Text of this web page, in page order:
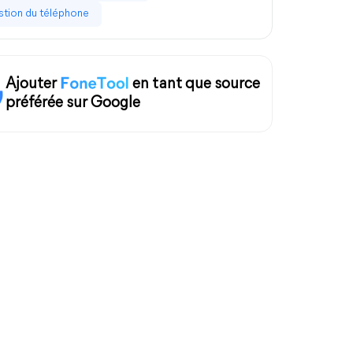
du téléphone
Ajouter
en tant que source
préférée sur Google